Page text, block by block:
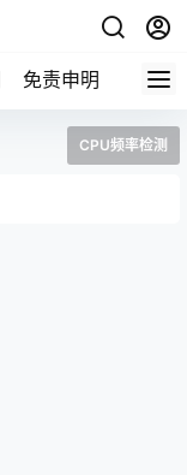
免责申明
CPU频率检测